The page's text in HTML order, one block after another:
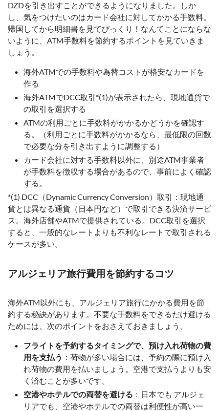
DZDを引き出すことができるようになりました。しか
し、気をつけたいのはカード会社に対してかかる手数料。
帰国してから明細書を見てびっくり！なんてことにならな
いように、ATM手数料を節約するポイントを見ていきま
しょう。
海外ATMでの手数料や為替コストが格安なカードを
作る
海外ATMでDCC取引*(1)が表示されたら、現地通貨で
の取引を選択する
ATMの利用ごとに手数料がかかるかどうかを確認す
る。（利用ごとに手数料がかかるなら、最低限の回数
で必要な分を引き出すように調整する）
カード会社に対する手数料以外に、別途ATM事業者
が手数料を徴収する場合があるので、事前によく確認
する。
*(1) DCC（Dynamic Currency Conversion）取引：現地通
貨とは異なる通貨（日本円など）で取引できる決済サービ
ス。海外店舗やATMで提供されている。DCC取引を選択
すると、一般的なレートよりも不利なレートで取引される
ケースが多い。
アルジェリア旅行費用を節約するコツ
海外ATM以外にも、アルジェリア旅行にかかる費用を節
約する秘訣があります。不要な手数料をできるだけ避ける
ためには、次のポイントをおさえておきましょう。
フライトを予約するタイミングで、預け入れ荷物の費
用を支払う ：荷物が多い場合には、予約の際に預け入
れ荷物の費用を払いましょう。空港で支払うよりも安
く済むことが多いです。
空港やホテルでの両替を避ける ：日本でも アルジェ
リアでも、空港やホテルでの両替は利便性が高い一